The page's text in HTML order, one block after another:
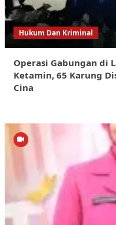
Hukum Dan Kriminal
Operasi Gabungan di
Ketamin, 65 Karung
Cina